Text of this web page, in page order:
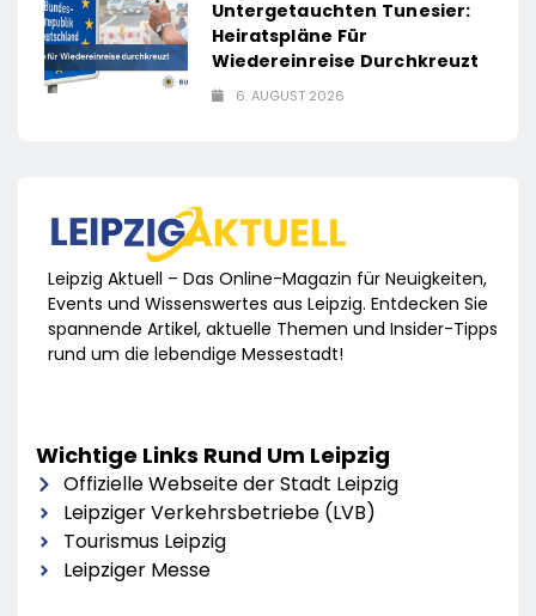
Untergetauchten Tunesier:
Heiratspläne Für
Wiedereinreise Durchkreuzt
6. AUGUST 2026
Leipzig Aktuell – Das Online-Magazin für Neuigkeiten,
Events und Wissenswertes aus Leipzig. Entdecken Sie
spannende Artikel, aktuelle Themen und Insider-Tipps
rund um die lebendige Messestadt!
Wichtige Links Rund Um Leipzig
Offizielle Webseite der Stadt Leipzig
Leipziger Verkehrsbetriebe (LVB)
Tourismus Leipzig
Leipziger Messe